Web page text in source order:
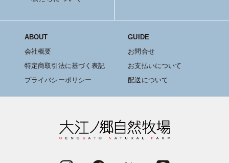
ABOUT
会社概要
特定商取引法に基づく表記
プライバシーポリシー
GUIDE
お問合せ
お支払いについて
配送について